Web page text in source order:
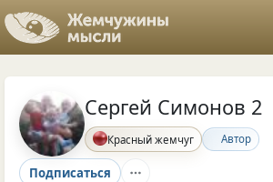
Сергей Симонов 2
Красный жемчуг Автор
Подписаться